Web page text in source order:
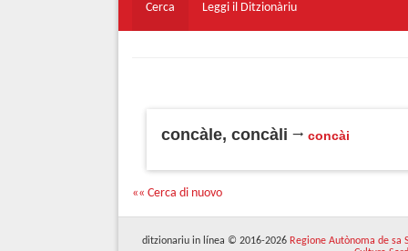
Cerca Leggi il Ditzionàriu
concàle, concàli concài
«« Cerca di nuovo
ditzionariu in línea © 2016-2026 Regione Autònoma de sa